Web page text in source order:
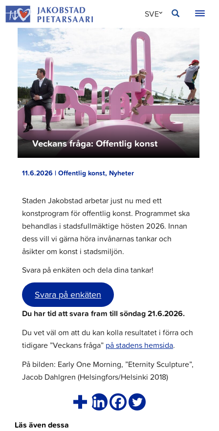
Hoppa
till
innehållet
SVE
FIN
ENG
Veckans fråga: Offentlig konst
11.6.2026 | Offentlig konst, Nyheter
Staden Jakobstad arbetar just nu med ett
konstprogram för offentlig konst. Programmet ska
behandlas i stadsfullmäktige hösten 2026. Innan
dess vill vi gärna höra invånarnas tankar och
åsikter om konst i stadsmiljön.
Svara på enkäten och dela dina tankar!
Svara på enkäten
Du har tid att svara fram till söndag 21.6.2026.
Du vet väl om att du kan kolla resultatet i förra och
tidigare ”Veckans fråga” på stadens hemsida.
På bilden: Early One Morning, ”Eternity Sculpture”,
Jacob Dahlgren (Helsingfors/Helsinki 2018)
Läs även dessa